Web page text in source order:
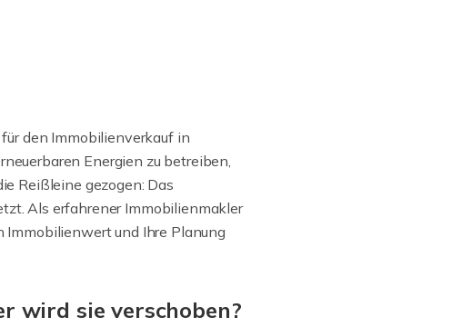
den Immobilienverkauf in
Energien zu betreiben,
Reißleine gezogen: Das
Als erfahrener Immobilienmakler
Immobilienwert und Ihre Planung
wird sie verschoben?